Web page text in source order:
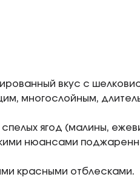
вкус с
многослойным,
ягод (малины,
нюансами
красными отблесками.